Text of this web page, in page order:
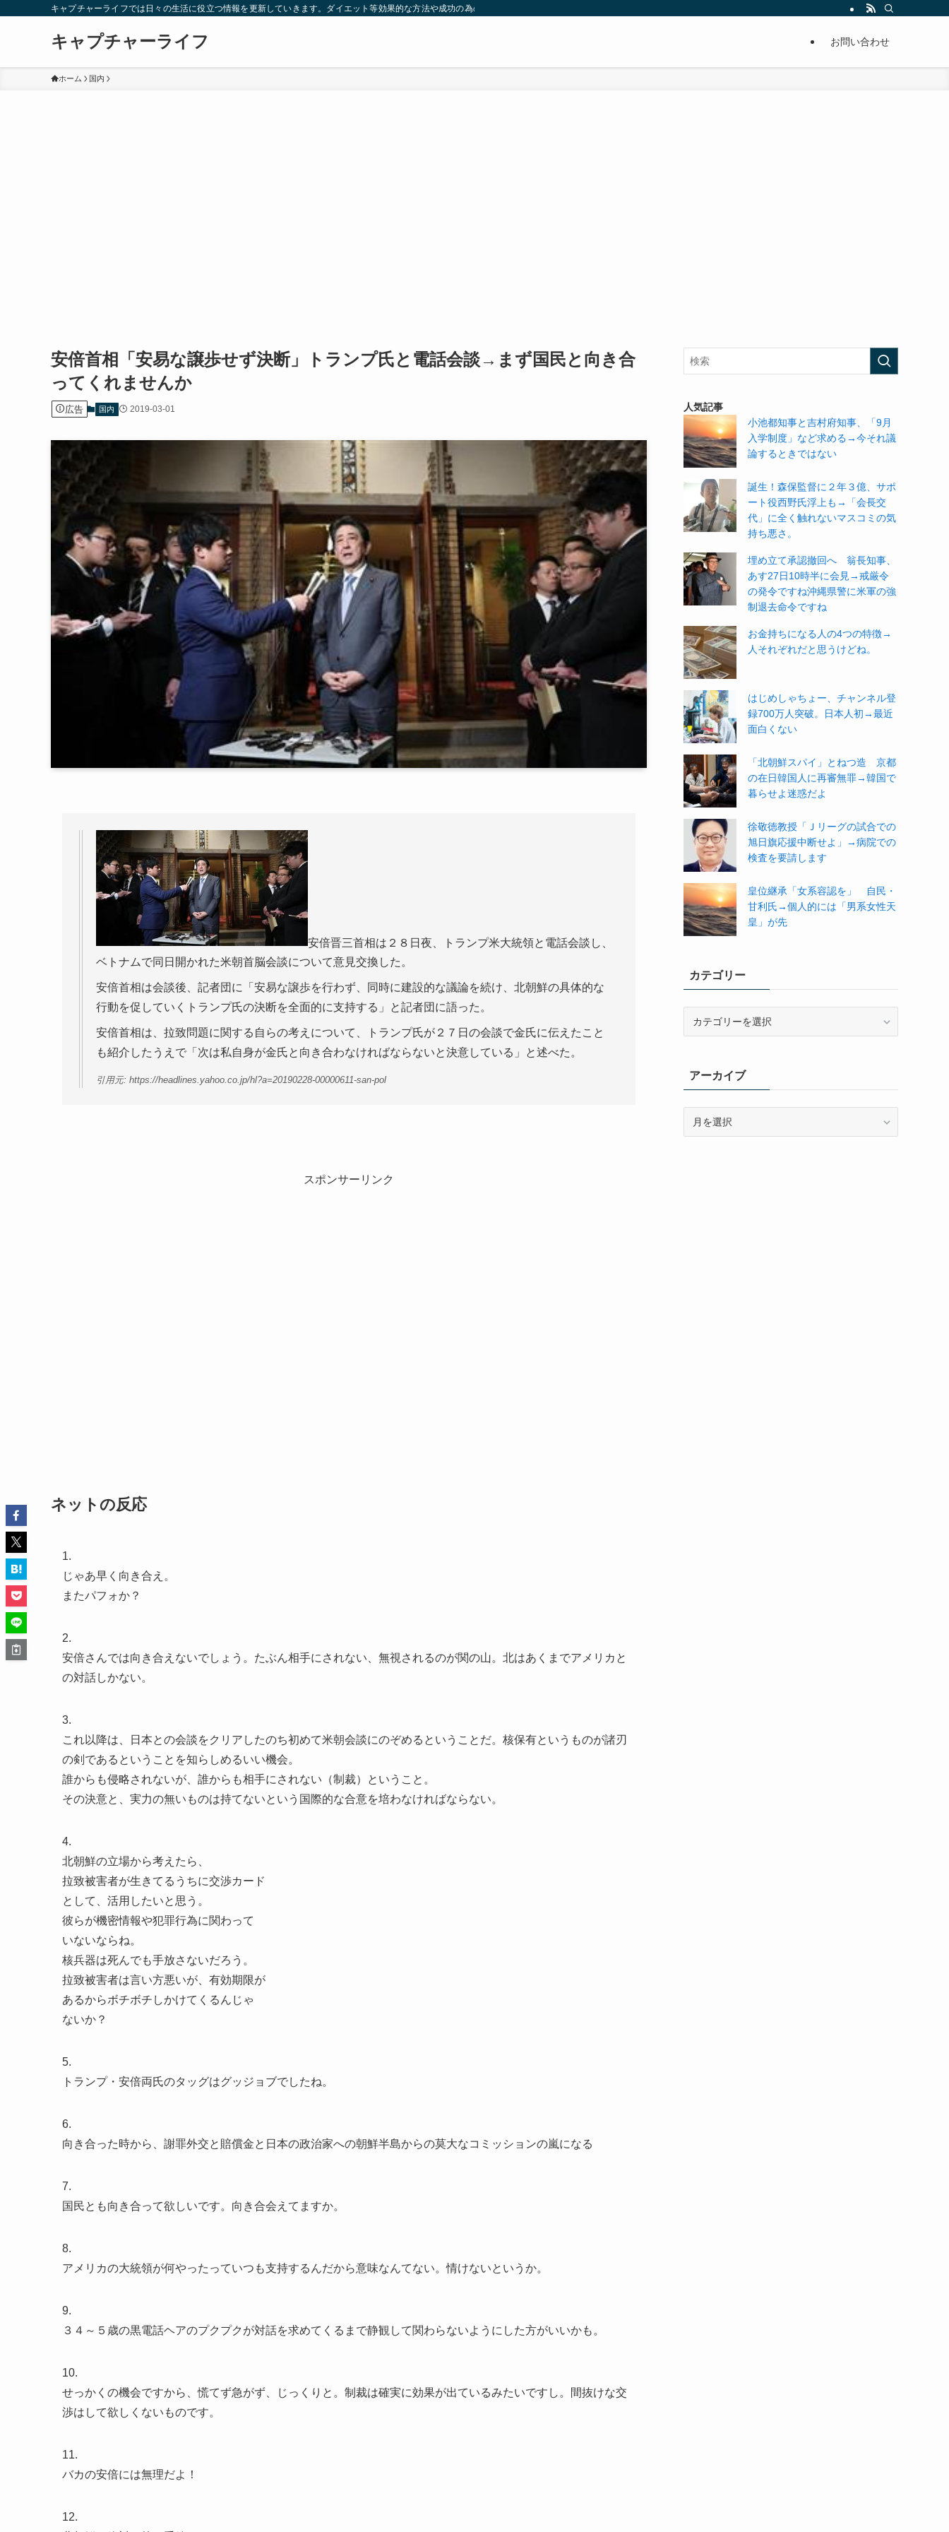
キャプチャーライフでは日々の生活に役立つ情報を更新していきます。ダイエット等効果的な方法や成功の為の秘訣等。太ったり悩んでいる方々が簡単に痩せることが出来るように分かりやすくまとめています。
キャプチャーライフ お問い合わせ
ホーム 国内
安倍首相「安易な譲歩せず決断」トランプ氏と電話会談→まず国民と向き合
ってくれませんか
広告 国内 2019-03-01
安倍晋三首相は２８日夜、トランプ米大統領と電話会談し、
ベトナムで同日開かれた米朝首脳会談について意見交換した。
安倍首相は会談後、記者団に「安易な譲歩を行わず、同時に建設的な議論を続け、北朝鮮の具体的な
行動を促していくトランプ氏の決断を全面的に支持する」と記者団に語った。
安倍首相は、拉致問題に関する自らの考えについて、トランプ氏が２７日の会談で金氏に伝えたこと
も紹介したうえで「次は私自身が金氏と向き合わなければならないと決意している」と述べた。
引用元: https://headlines.yahoo.co.jp/hl?a=20190228-00000611-san-pol
スポンサーリンク
ネットの反応
1.
じゃあ早く向き合え。
またパフォか？
2.
安倍さんでは向き合えないでしょう。たぶん相手にされない、無視されるのが関の山。北はあくまでアメリカと
の対話しかない。
3.
これ以降は、日本との会談をクリアしたのち初めて米朝会談にのぞめるということだ。核保有というものが諸刃
の剣であるということを知らしめるいい機会。
誰からも侵略されないが、誰からも相手にされない（制裁）ということ。
その決意と、実力の無いものは持てないという国際的な合意を培わなければならない。
4.
北朝鮮の立場から考えたら、
拉致被害者が生きてるうちに交渉カード
として、活用したいと思う。
彼らが機密情報や犯罪行為に関わって
いないならね。
核兵器は死んでも手放さないだろう。
拉致被害者は言い方悪いが、有効期限が
あるからボチボチしかけてくるんじゃ
ないか？
5.
トランプ・安倍両氏のタッグはグッジョブでしたね。
6.
向き合った時から、謝罪外交と賠償金と日本の政治家への朝鮮半島からの莫大なコミッションの嵐になる
7.
国民とも向き合って欲しいです。向き合会えてますか。
8.
アメリカの大統領が何やったっていつも支持するんだから意味なんてない。情けないというか。
9.
３４～５歳の黒電話ヘアのプクプクが対話を求めてくるまで静観して関わらないようにした方がいいかも。
10.
せっかくの機会ですから、慌てず急がず、じっくりと。制裁は確実に効果が出ているみたいですし。間抜けな交
渉はして欲しくないものです。
11.
バカの安倍には無理だよ！
12.
人気記事
小池都知事と吉村府知事、「9月
入学制度」など求める→今それ議
論するときではない
誕生！森保監督に２年３億、サポ
ート役西野氏浮上も→「会長交
代」に全く触れないマスコミの気
持ち悪さ。
埋め立て承認撤回へ 翁長知事、
あす27日10時半に会見→戒厳令
の発令ですね沖縄県警に米軍の強
制退去命令ですね
お金持ちになる人の4つの特徴→
人それぞれだと思うけどね。
はじめしゃちょー、チャンネル登
録700万人突破。日本人初→最近
面白くない
「北朝鮮スパイ」とねつ造 京都
の在日韓国人に再審無罪→韓国で
暮らせよ迷惑だよ
徐敬徳教授「Ｊリーグの試合での
旭日旗応援中断せよ」→病院での
検査を要請します
皇位継承「女系容認を」 自民・
甘利氏→個人的には「男系女性天
皇」が先
カテゴリー
ーアーカイブ